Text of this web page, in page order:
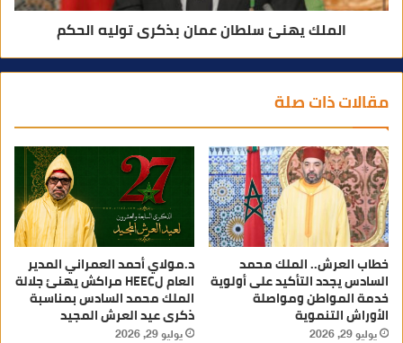
الملك يهنئ سلطان عمان بذكرى توليه الحكم
مقالات ذات صلة
خطاب العرش.. الملك محمد
السادس يجدد التأكيد على أولوية
خدمة المواطن ومواصلة
الأوراش التنموية
يوليو 29, 2026
د.مولاي أحمد العمراني المدير
العام لHEEC مراكش يهنئ جلالة
الملك محمد السادس بمناسبة
ذكرى عيد العرش المجيد
يوليو 29, 2026